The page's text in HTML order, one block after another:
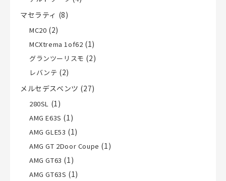
マセラティ (8)
MC20 (2)
MCXtrema 1of62 (1)
グランツーリスモ (2)
レバンテ (2)
メルセデスベンツ (27)
280SL (1)
AMG E63S (1)
AMG GLE53 (1)
AMG GT 2Door Coupe (1)
AMG GT63 (1)
AMG GT63S (1)